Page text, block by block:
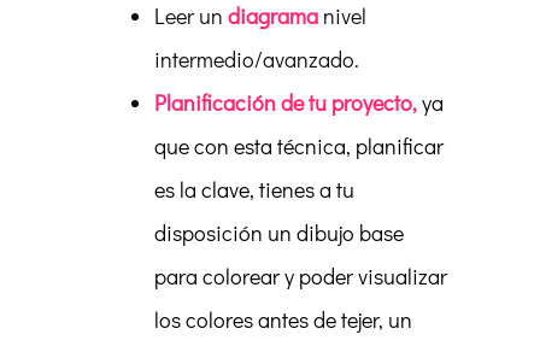
Leer un diagrama nivel
intermedio/avanzado.
Planificación de tu proyecto,ya
que con esta técnica, planificar
es la clave, tienes a tu
disposición un dibujo base
para colorear y poder visualizar
los colores antes de tejer, un